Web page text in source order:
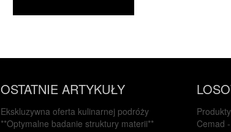
OSTATNIE ARTYKUŁY
Ekskluzywna oferta kulinarnej podróży
**Optymalne badanie struktury materii**
Cemad